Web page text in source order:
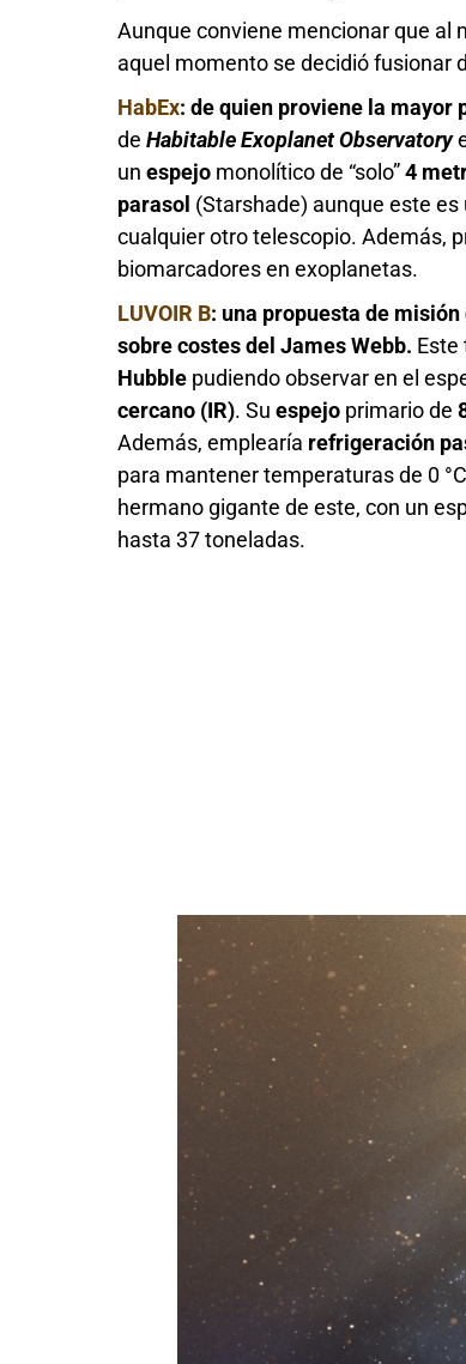
Aunque conviene mencionar que al
aquel momento se decidió fusionar
HabEx: de quien proviene la mayor
deHabitable ExoplanetObservatory
unespejo monolítico de “solo”4
parasol (Starshade) aunque este
cualquier otro telescopio. Además,
biomarcadores en exoplanetas.
LUVOIR B: una propuesta de
sobre costes del James Webb. Este
Hubble pudiendo observar en el
cercano (IR). Suespejo primario de
Además, emplearía refrigeración
para mantener temperaturas de 0
hermano gigante de este, con un
hasta 37 toneladas.